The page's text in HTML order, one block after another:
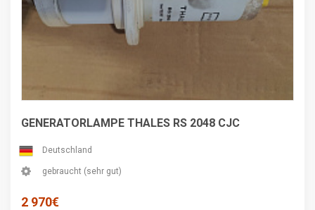
GENERATORLAMPE THALES RS 2048 CJC
Deutschland
gebraucht (sehr gut)
2 970€